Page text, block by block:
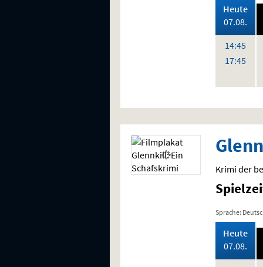
Heute,
07.08.
14:45Uhr
17:45Uhr
Krimi der
Sprache:
Heute,
07.08.